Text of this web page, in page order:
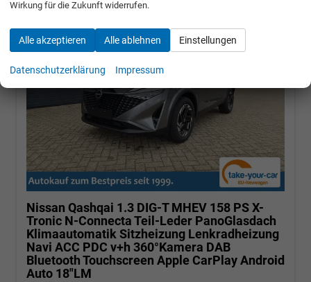
Nissan Qashqai 1.3 DIG-T MHEV 158 PS X-
Tronic N-Connecta Teil-Leder PanoGlasdach
Klimaautomatik Sitzheizung Lenkradheizung
Navi ACC PDC v+h 360°Kamera DAB
Bluetooth Touchscreen Apple CarPlay Android
Auto 18"LM
Wirkung für die Zukunft widerrufen.
Alle akzeptieren Alle ablehnen Einstellungen
Datenschutzerklärung Impressum